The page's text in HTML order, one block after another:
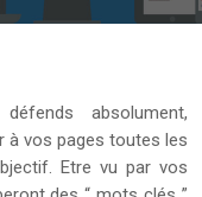
absolument,
à vos pages toutes les
Etre vu par vos